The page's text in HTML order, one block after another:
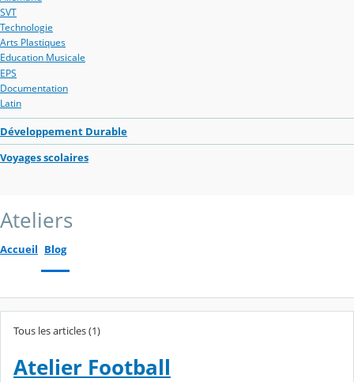
SVT
Technologie
Arts Plastiques
Education Musicale
EPS
Documentation
Latin
Développement Durable
Voyages scolaires
Ateliers
Accueil Blog
Tous les articles (1)
Atelier Football